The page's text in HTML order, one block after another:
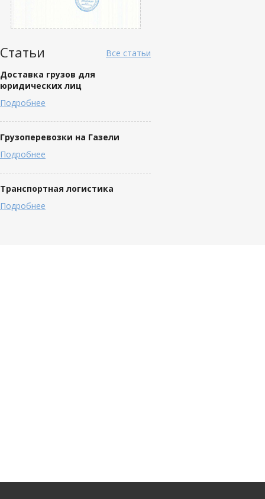
Все статьи
Статьи
Доставка грузов для
юридических лиц
Подробнее
Грузоперевозки на Газели
Подробнее
Транспортная логистика
Подробнее